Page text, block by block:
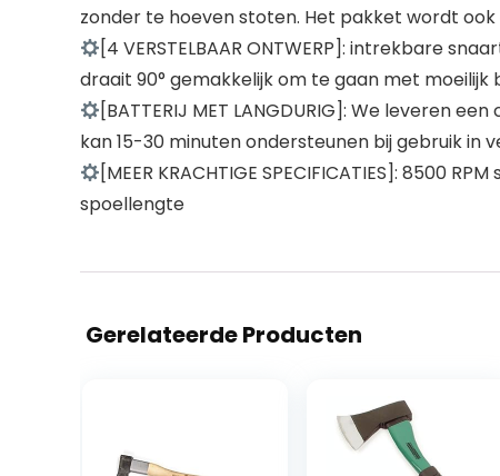
zonder te hoeven stoten. Het pakket wordt
[4 VERSTELBAAR ONTWERP]: intrekbare
draait 90° gemakkelijk om te gaan met
[BATTERIJ MET LANGDURIG]: We leveren
kan 15-30 minuten ondersteunen bij gebruik in
[MEER KRACHTIGE SPECIFICATIES]: 8500
spoellengte
Gerelateerde Producten